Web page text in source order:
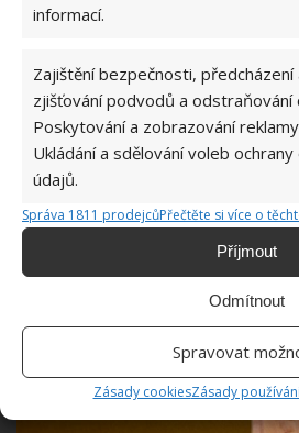
informací.
Zajištění bezpečnosti, předcházení
zjišťování podvodů a odstraňování
Poskytování a zobrazování
Ukládání a sdělování voleb ochrany
údajů.
Správa 1811 prodejcůPřečtěte si více o
Příjmout
Odmítnout
Spravovat
Zásady cookiesZásady